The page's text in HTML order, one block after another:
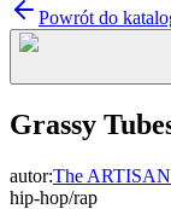
Powrót do
Grassy
autor:The
hip-hop/rap